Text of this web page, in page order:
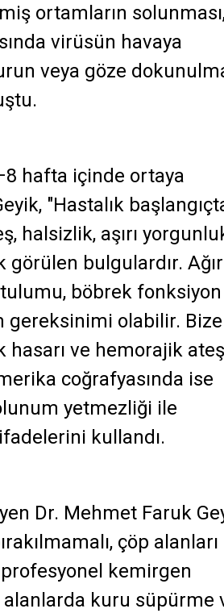
ortamların
virüsün havaya
veya göze
hafta içinde ortaya
"Hastalık
halsizlik, aşırı
görülen bulgulardır. Ağır
böbrek fonksiyon
gereksinimi olabilir. Bize
ve hemorajik
coğrafyasında ise
yetmezliği ile
kullandı.
Dr. Mehmet Faruk
çöp alanları
kemirgen
alanlarda kuru süpürme